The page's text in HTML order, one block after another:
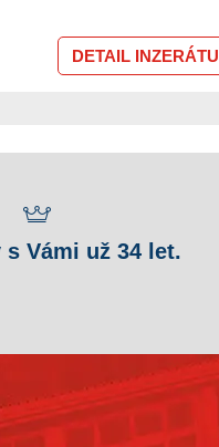
DETAIL INZERÁTU
Vámi už 34 let.